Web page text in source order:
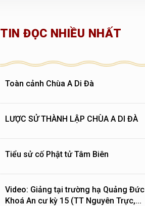
TIN ĐỌC NHIỀU NHẤT
Toàn cảnh Chùa A Di Đà
LƯỢC SỬ THÀNH LẬP CHÙA A DI ĐÀ
Tiểu sử cố Phật tử Tâm Biên
Video: Giảng tại trường hạ Quảng Đức
Khoá An cư kỳ 15 (TT Nguyên Trực,...